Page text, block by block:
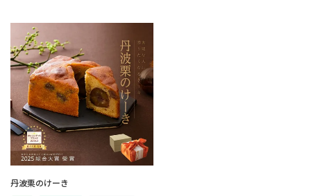
丹波栗のけーき